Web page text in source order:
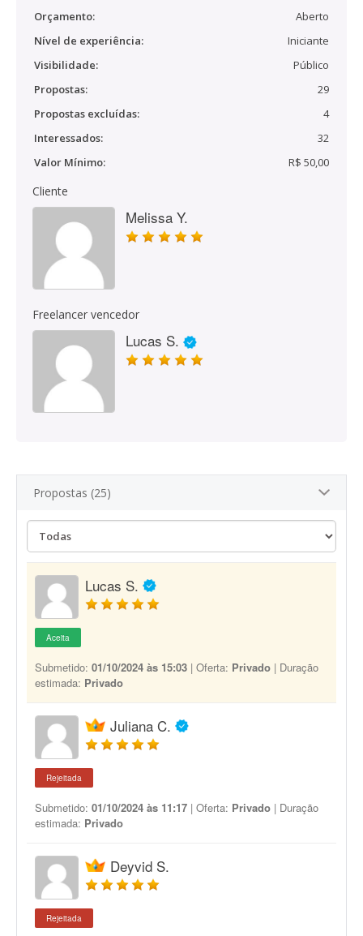
Orçamento:
Aberto
Nível de experiência:
Iniciante
Visibilidade:
Público
Propostas:
29
Propostas excluídas:
4
Interessados:
32
Valor Mínimo:
R$ 50,00
Cliente
Melissa Y.
Freelancer vencedor
Lucas S.
Propostas (25)
Lucas S.
Aceita
Submetido: 01/10/2024 às 15:03 | Oferta: Privado | Duração
estimada: Privado
Juliana C.
Rejeitada
Submetido: 01/10/2024 às 11:17 | Oferta: Privado | Duração
estimada: Privado
Deyvid S.
Rejeitada